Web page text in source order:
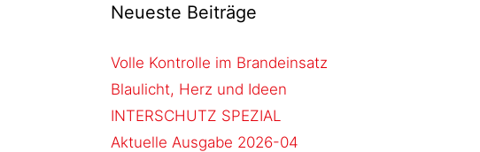
Neueste Beiträge
Volle Kontrolle im Brandeinsatz
Blaulicht, Herz und Ideen
INTERSCHUTZ SPEZIAL
Aktuelle Ausgabe 2026-04